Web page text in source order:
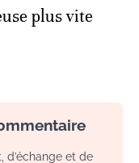
plus vite
d’échange et de